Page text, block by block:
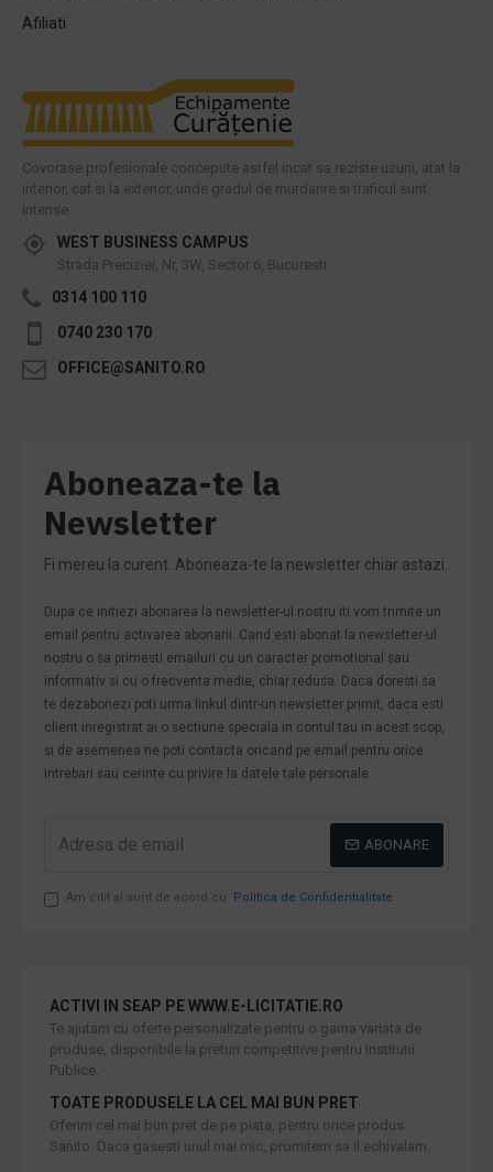
Afiliati
Covorase profesionale concepute astfel incat sa reziste uzurii, atat la
interior, cat si la exterior, unde gradul de murdarire si traficul sunt
intense.
WEST BUSINESS CAMPUS
Strada Preciziei, Nr, 3W, Sector 6, Bucuresti
0314 100 110
0740 230 170
OFFICE@SANITO.RO
Aboneaza-te la
Newsletter
Fi mereu la curent. Aboneaza-te la newsletter chiar astazi.
Dupa ce initiezi abonarea la newsletter-ul nostru iti vom trimite un
email pentru activarea abonarii. Cand esti abonat la newsletter-ul
nostru o sa primesti emailuri cu un caracter promotional sau
informativ si cu o frecventa medie, chiar redusa. Daca doresti sa
te dezabonezi poti urma linkul dintr-un newsletter primit, daca esti
client inregistrat ai o sectiune speciala in contul tau in acest scop,
si de asemenea ne poti contacta oricand pe email pentru orice
intrebari sau cerinte cu privire la datele tale personale.
ABONARE
Am citit şi sunt de acord cu Politica de Confidentialitate
ACTIVI IN SEAP PE WWW.E-LICITATIE.RO
Te ajutam cu oferte personalizate pentru o gama variata de
produse, disponibile la preturi competitive pentru Institutii
Publice.
TOATE PRODUSELE LA CEL MAI BUN PRET
Oferim cel mai bun pret de pe piata, pentru orice produs
Sanito. Daca gasesti unul mai mic, promitem sa il echivalam.